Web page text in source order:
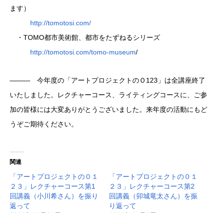
ます）
http://tomotosi.com/
・TOMO都市美術館、都市をたずねるシリーズ
http://tomotosi.com/tomo-museum/
——— 今年度の「アートプロジェクトのＯ123」は全講座終了
いたしました。レクチャーコース、ライティングコースに、ご参
加の皆様には大変ありがとうございました。来年度の活動にもど
うぞご期待ください。
関連
「アートプロジェクトの０１
２３」レクチャーコース第1
回講義（小川希さん）を振り
返って
「アートプロジェクトの０１
２３」レクチャーコース第2
回講義（卯城竜太さん）を振
り返って